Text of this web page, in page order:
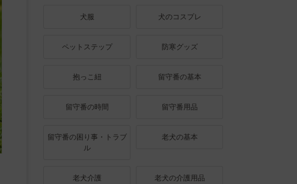
犬服 犬のコスプレ
ペットステップ 防寒グッズ
抱っこ紐 留守番の基本
留守番の時間 留守番用品
留守番の困り事・トラブ
ル
老犬の基本
老犬介護 老犬の介護用品